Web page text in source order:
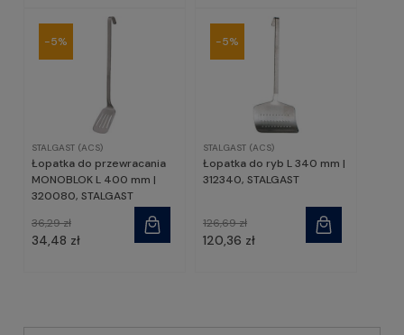
STALGAST (ACS)
Łopatka do przewracania
MONOBLOK L 400 mm |
320080, STALGAST
34,48 zł
36,29 zł
-5%
STALGAST (ACS)
Łopatka do ryb L 340 mm |
312340, STALGAST
120,36 zł
126,69 zł
-5%